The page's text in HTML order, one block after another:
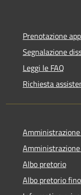
Prenotazione
Segnalazione
Leggi le FAQ
Richiesta
Albo pretorio
Albo pretorio